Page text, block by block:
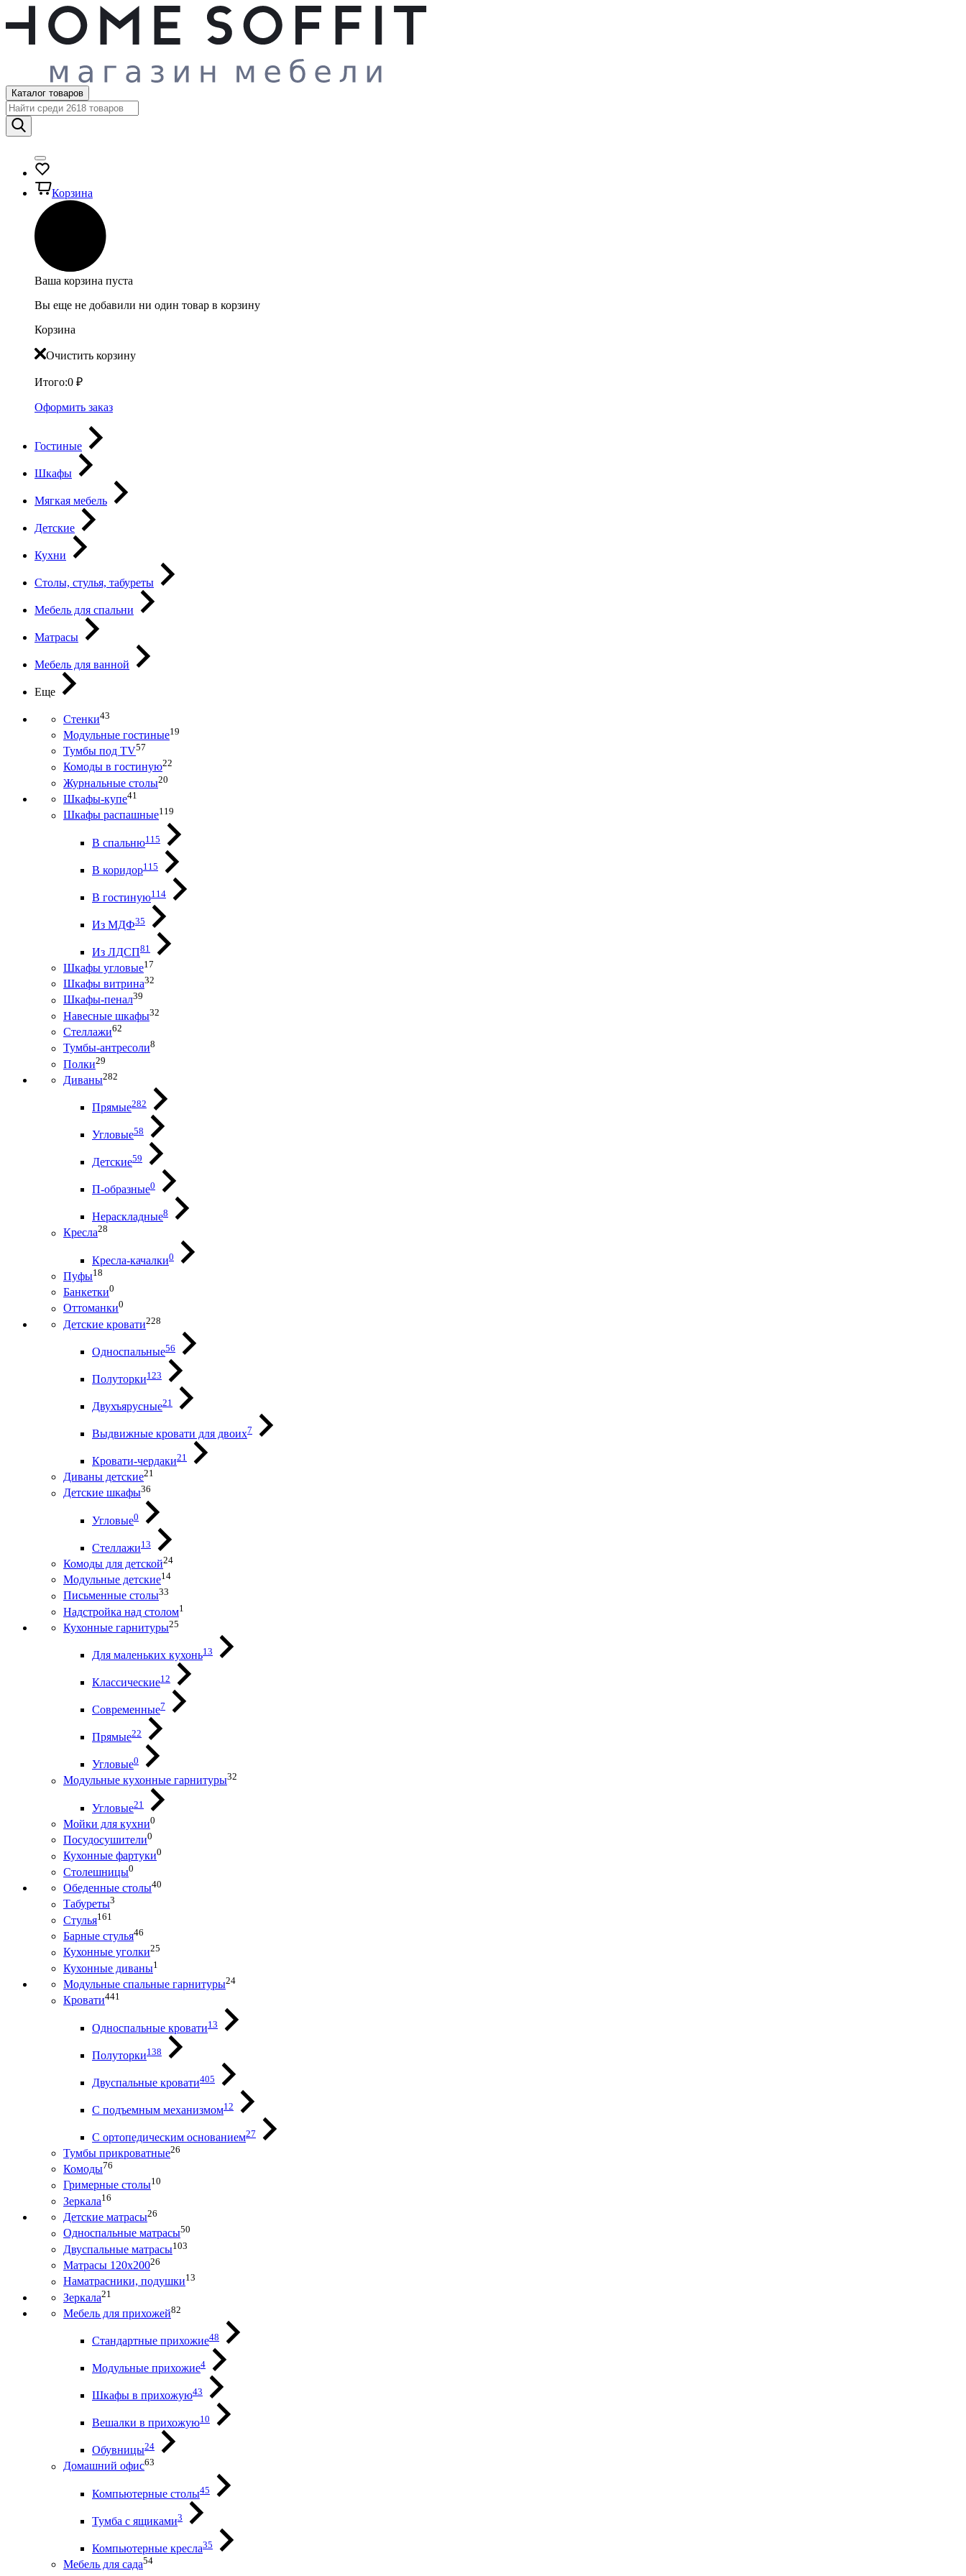
Каталог товаров
Корзина
Ваша корзина пуста
Вы еще не добавили ни один товар в корзину
Корзина
Очистить корзину
Итого:0 ₽
Оформить заказ
Гостиные
Шкафы
Мягкая мебель
Детские
Кухни
Столы, стулья, табуреты
Мебель для спальни
Матрасы
Мебель для ванной
Еще
Стенки43
Модульные гостиные19
Тумбы под ТV57
Комоды в гостиную22
Журнальные столы20
Шкафы-купе41
Шкафы распашные119
В спальню115
В коридор115
В гостиную114
Из МДФ35
Из ЛДСП81
Шкафы угловые17
Шкафы витрина32
Шкафы-пенал39
Навесные шкафы32
Стеллажи62
Тумбы-антресоли8
Полки29
Диваны282
Прямые282
Угловые58
Детские59
П-образные0
Нераскладные8
Кресла28
Кресла-качалки0
Пуфы18
Банкетки0
Оттоманки0
Детские кровати228
Односпальные56
Полуторки123
Двухъярусные21
Выдвижные кровати для двоих7
Кровати-чердаки21
Диваны детские21
Детские шкафы36
Угловые0
Стеллажи13
Комоды для детской24
Модульные детские14
Письменные столы33
Надстройка над столом1
Кухонные гарнитуры25
Для маленьких кухонь13
Классические12
Современные7
Прямые22
Угловые0
Модульные кухонные гарнитуры32
Угловые21
Мойки для кухни0
Посудосушители0
Кухонные фартуки0
Столешницы0
Обеденные столы40
Табуреты3
Стулья161
Барные стулья46
Кухонные уголки25
Кухонные диваны1
Модульные спальные гарнитуры24
Кровати441
Односпальные кровати13
Полуторки138
Двуспальные кровати405
С подъемным механизмом12
С ортопедическим основанием27
Тумбы прикроватные26
Комоды76
Гримерные столы10
Зеркала16
Детские матрасы26
Односпальные матрасы50
Двуспальные матрасы103
Матрасы 120х20026
Наматрасники, подушки13
Зеркала21
Мебель для прихожей82
Стандартные прихожие48
Модульные прихожие4
Шкафы в прихожую43
Вешалки в прихожую10
Обувницы24
Домашний офис63
Компьютерные столы45
Тумба с ящиками3
Компьютерные кресла35
Мебель для сада54